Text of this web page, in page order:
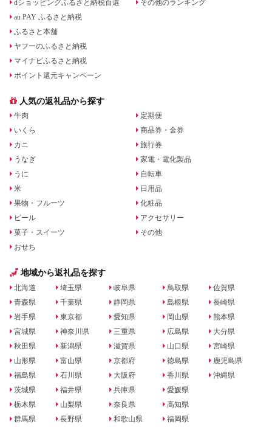
dショッピングふるさと納税百選
au PAY ふるさと納税
ふるさと本舗
ヤフーのふるさと納税
マイナビふるさと納税
ポイント還元キャンペーン
その他のランキング
人気の返礼品から探す
牛肉
いくら
カニ
うなぎ
うに
米
果物・フルーツ
ビール
菓子・スイーツ
おせち
定期便
商品券・金券
旅行券
家電・電化製品
自転車
日用品
化粧品
アクセサリー
その他
地域から返礼品を探す
北海道
青森県
岩手県
宮城県
秋田県
山形県
福島県
茨城県
栃木県
群馬県
埼玉県
千葉県
東京都
神奈川県
新潟県
富山県
石川県
福井県
山梨県
長野県
岐阜県
静岡県
愛知県
三重県
滋賀県
京都府
大阪府
兵庫県
奈良県
和歌山県
鳥取県
島根県
岡山県
広島県
山口県
徳島県
香川県
愛媛県
高知県
福岡県
佐賀県
長崎県
熊本県
大分県
宮崎県
鹿児島県
沖縄県